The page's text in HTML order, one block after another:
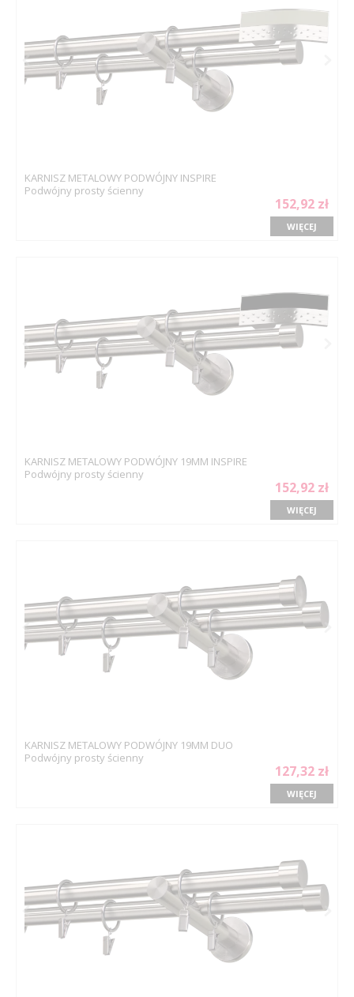
KARNISZ METALOWY PODWÓJNY INSPIRE
Podwójny prosty ścienny
152,92 zł
WIĘCEJ
KARNISZ METALOWY PODWÓJNY 19MM INSPIRE
Podwójny prosty ścienny
152,92 zł
WIĘCEJ
KARNISZ METALOWY PODWÓJNY 19MM DUO
Podwójny prosty ścienny
127,32 zł
WIĘCEJ